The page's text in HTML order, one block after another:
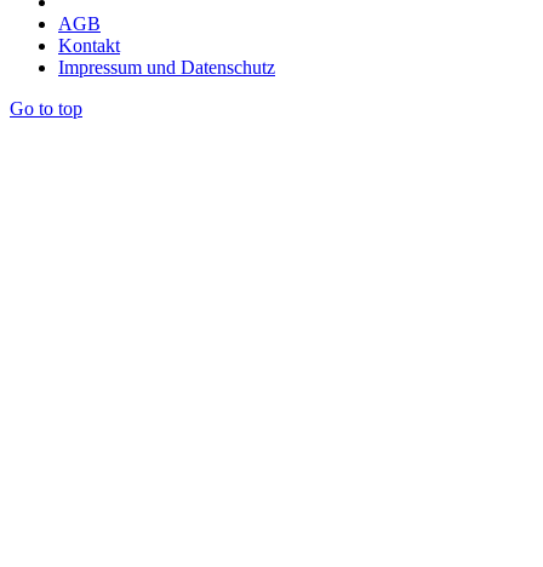
AGB
Kontakt
Impressum und Datenschutz
Go to top